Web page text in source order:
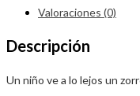
Valoraciones (0)
Descripción
Un niño ve a lo lejos un